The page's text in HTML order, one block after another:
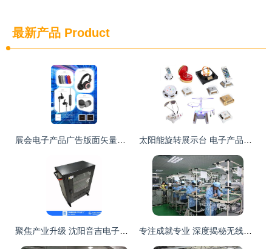
最新产品 Product